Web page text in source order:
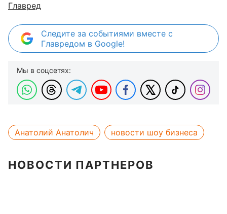
Главред
Следите за событиями вместе с
Главредом в Google!
Мы в соцсетях:
Анатолий Анатолич новости шоу бизнеса
НОВОСТИ ПАРТНЕРОВ